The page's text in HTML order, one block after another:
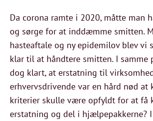
Da corona ramte i 2020, måtte man
og sørge for at inddæmme smitten.
hasteaftale og ny epidemilov blev vi
klar til at håndtere smitten. I samme
dog klart, at erstatning til
erhvervsdrivende var en hård nød at
kriterier skulle være opfyldt for at få
erstatning og del i hjælpepakkerne?